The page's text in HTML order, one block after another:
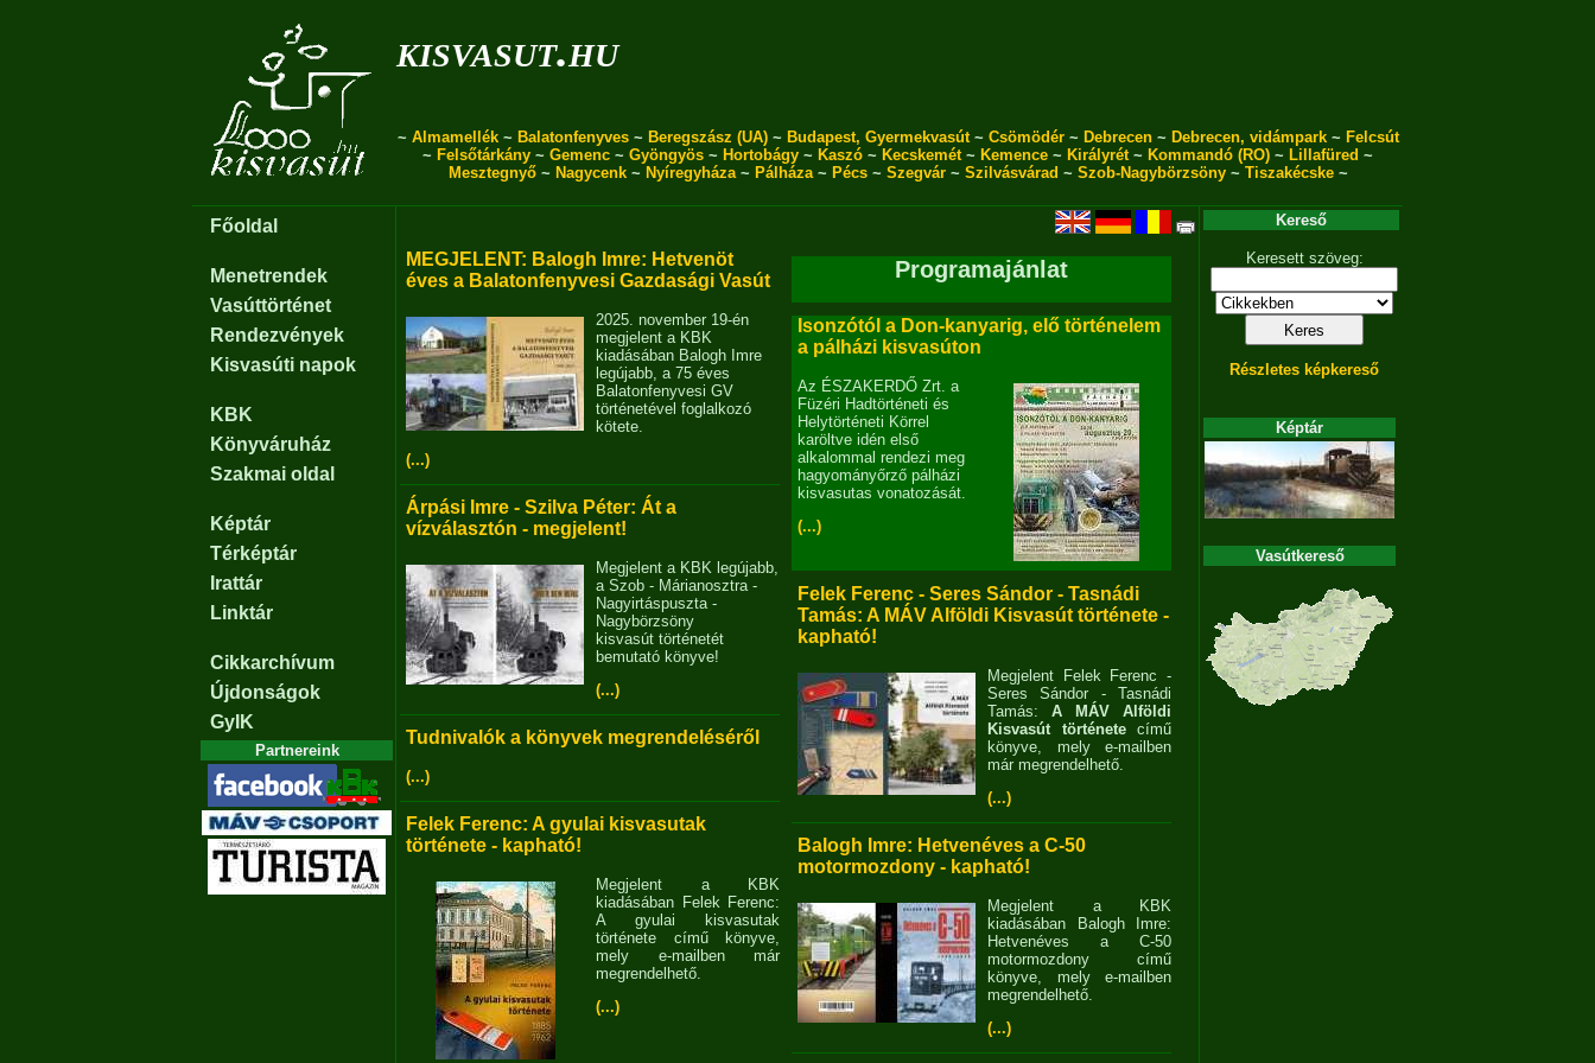
kisvasut.hu
~ Almamellék~ Balatonfenyves~ Beregszász (UA)~ Budapest, Gyermekvasút~ Csömödér~ Debrecen~ Debrecen, vidámpark~ Felcsút
~ Felsőtárkány ~ Gemenc ~ Gyöngyös ~ Hortobágy ~ Kaszó ~ Kecskemét~ Kemence ~ Királyrét~ Kommandó (RO) ~ Lillafüred ~
Mesztegnyő~ Nagycenk~ Nyíregyháza~ Pálháza~ Pécs~ Szegvár~ Szilvásvárad ~ Szob-Nagybörzsöny~ Tiszakécske~
Főoldal
Menetrendek
Vasúttörténet
Rendezvények
Kisvasúti napok
KBK
Könyváruház
Szakmai oldal
Képtár
Térképtár
Irattár
Linktár
Cikkarchívum
Újdonságok
GyIK
Partnereink
MEGJELENT: Balogh Imre: Hetvenöt
éves a Balatonfenyvesi Gazdasági Vasút
2025. november 19-én
megjelent a KBK
kiadásában Balogh Imre
legújabb, a 75 éves
Balatonfenyvesi GV
történetével foglalkozó
kötete.
(...)
Árpási Imre - Szilva Péter: Át a
vízválasztón - megjelent!
Megjelent a KBK legújabb,
a Szob - Márianosztra -
Nagyirtáspuszta -
Nagybörzsöny
kisvasút történetét
bemutató könyve!
(...)
Tudnivalók a könyvek megrendeléséről
(...)
Felek Ferenc: A gyulai kisvasutak
története - kapható!
Megjelent a KBK
kiadásában Felek Ferenc:
A gyulai kisvasutak
története című könyve,
mely e-mailben már
megrendelhető.
(...)
Programajánlat
Isonzótól a Don-kanyarig, elő történelem
a pálházi kisvasúton
Az ÉSZAKERDŐ Zrt. a
Füzéri Hadtörténeti és
Helytörténeti Körrel
karöltve idén első
alkalommal rendezi meg
hagyományőrző pálházi
kisvasutas vonatozását.
(...)
Felek Ferenc - Seres Sándor - Tasnádi
Tamás: A MÁV Alföldi Kisvasút története -
kapható!
Megjelent Felek Ferenc -
Seres Sándor - Tasnádi
Tamás: A MÁV Alföldi
Kisvasút története című
könyve, mely e-mailben
már megrendelhető.
(...)
Balogh Imre: Hetvenéves a C-50
motormozdony - kapható!
Megjelent a KBK
kiadásában Balogh Imre:
Hetvenéves a C-50
motormozdony című
könyve, mely e-mailben
megrendelhető.
(...)
Kereső
Keresett szöveg:
Részletes képkereső
Képtár
Vasútkereső